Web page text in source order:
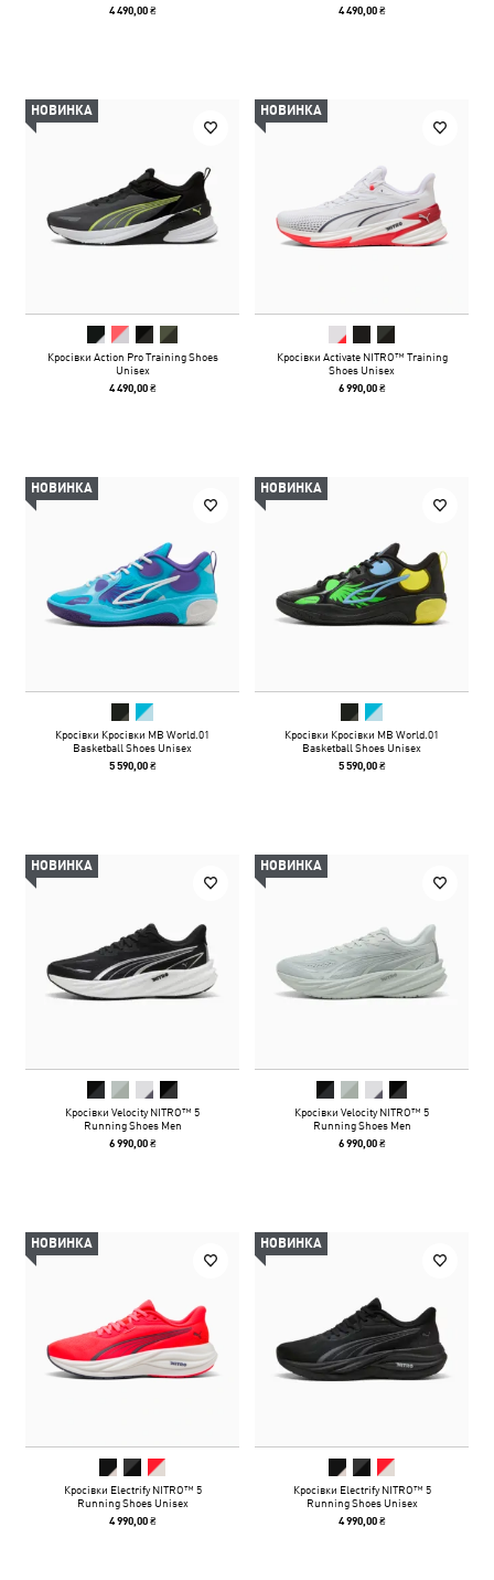
4 490,00 ₴ 4 490,00 ₴
НОВИНКА
Кросівки Action Pro Training Shoes
Unisex
4 490,00 ₴
НОВИНКА
Кросівки Activate NITRO™ Training
Shoes Unisex
6 990,00 ₴
НОВИНКА
Кросівки Кросівки MB World.01
Basketball Shoes Unisex
5 590,00 ₴
НОВИНКА
Кросівки Кросівки MB World.01
Basketball Shoes Unisex
5 590,00 ₴
НОВИНКА
Кросівки Velocity NITRO™ 5
Running Shoes Men
6 990,00 ₴
НОВИНКА
Кросівки Velocity NITRO™ 5
Running Shoes Men
6 990,00 ₴
НОВИНКА
Кросівки Electrify NITRO™ 5
Running Shoes Unisex
4 990,00 ₴
НОВИНКА
Кросівки Electrify NITRO™ 5
Running Shoes Unisex
4 990,00 ₴